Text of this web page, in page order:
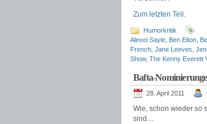
Zum letzten Teil .
Humorkritik
Alexei Sayle Ben Elton
French Jane Leeves
Show, The Kenny Everett
Bafta-
28. April 2011
Wie, schon wieder so
sind…